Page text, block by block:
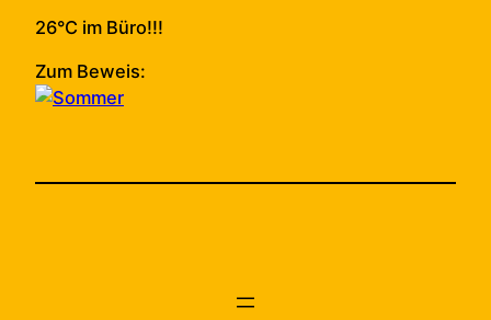
26°C im Büro!!!
Zum Beweis: